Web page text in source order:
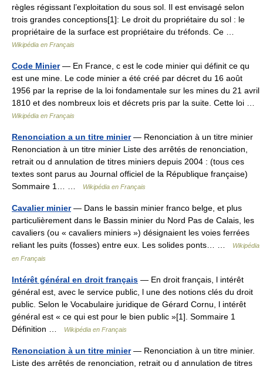
règles régissant l’exploitation du sous sol. Il est envisagé selon
trois grandes conceptions[1]: Le droit du propriétaire du sol : le
propriétaire de la surface est propriétaire du tréfonds. Ce …
Wikipédia en Français
Code Minier— En France, c est le code minier qui définit ce qu
est une mine. Le code minier a été créé par décret du 16 août
1956 par la reprise de la loi fondamentale sur les mines du 21 avril
1810 et des nombreux lois et décrets pris par la suite. Cette loi …
Wikipédia en Français
Renonciation a un titre minier— Renonciation à un titre minier
Renonciation à un titre minier Liste des arrêtés de renonciation,
retrait ou d annulation de titres miniers depuis 2004 : (tous ces
textes sont parus au Journal officiel de la République française)
Sommaire 1… …
Wikipédia en Français
Cavalier minier— Dans le bassin minier franco belge, et plus
particulièrement dans le Bassin minier du Nord Pas de Calais, les
cavaliers (ou « cavaliers miniers ») désignaient les voies ferrées
reliant les puits (fosses) entre eux. Les solides ponts… …
Wikipédia
en Français
Intérêt général en droit français — En droit français, l intérêt
général est, avec le service public, l une des notions clés du droit
public. Selon le Vocabulaire juridique de Gérard Cornu, l intérêt
général est « ce qui est pour le bien public »[1]. Sommaire 1
Définition …
Wikipédia en Français
Renonciation à un titre minier— Renonciation à un titre minier.
Liste des arrêtés de renonciation, retrait ou d annulation de titres